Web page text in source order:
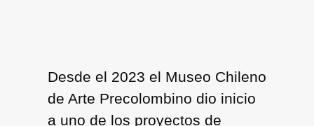
Desde el 2023 el Museo Chileno
de Arte Precolombino dio inicio
a uno de los proyectos de